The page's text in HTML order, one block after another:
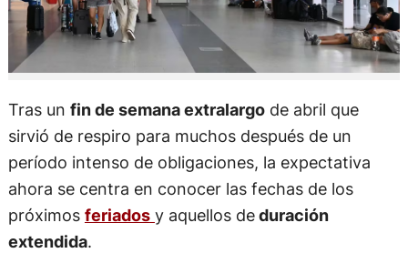
Tras un fin de semana extralargode abril que
sirvió de respiro para muchos después de un
período intenso de obligaciones, la expectativa
ahora se centra en conocer las fechas de los
próximos feriados y aquellos deduración
extendida.